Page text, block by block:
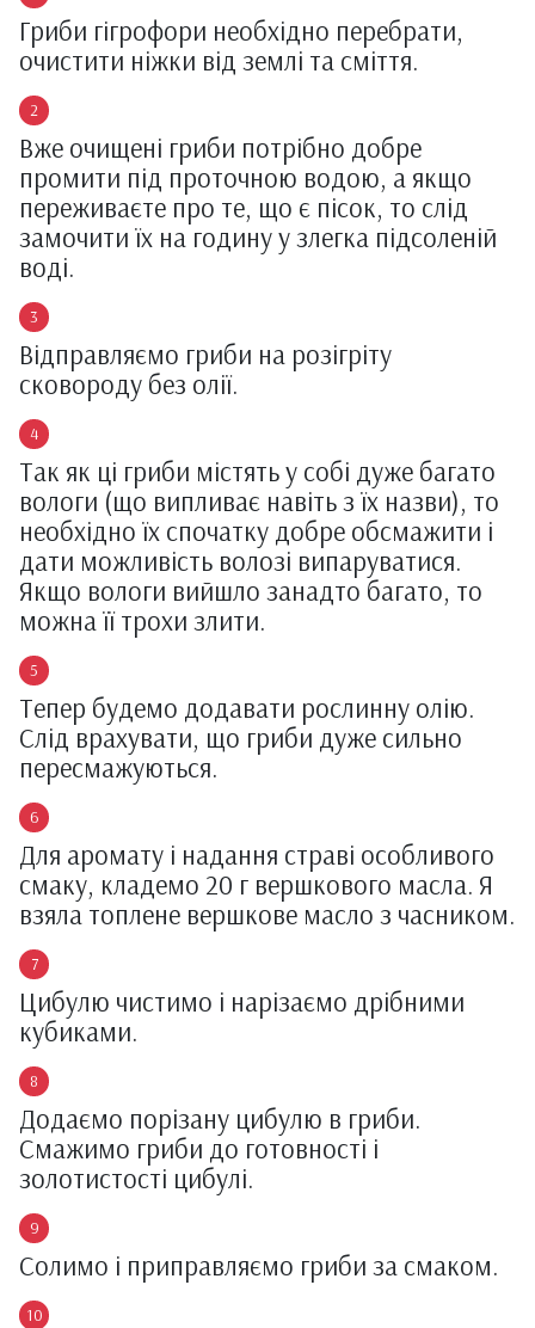
Гриби гігрофори необхідно перебрати,
очистити ніжки від землі та сміття.
Вже очищені гриби потрібно добре
промити під проточною водою, а якщо
переживаєте про те, що є пісок, то слід
замочити їх на годину у злегка підсоленій
воді.
Відправляємо гриби на розігріту
сковороду без олії.
Так як ці гриби містять у собі дуже багато
вологи (що випливає навіть з їх назви), то
необхідно їх спочатку добре обсмажити і
дати можливість волозі випаруватися.
Якщо вологи вийшло занадто багато, то
можна її трохи злити.
Тепер будемо додавати рослинну олію.
Слід врахувати, що гриби дуже сильно
пересмажуються.
Для аромату і надання страві особливого
смаку, кладемо 20 г вершкового масла. Я
взяла топлене вершкове масло з часником.
Цибулю чистимо і нарізаємо дрібними
кубиками.
Додаємо порізану цибулю в гриби.
Смажимо гриби до готовності і
золотистості цибулі.
Солимо і приправляємо гриби за смаком.